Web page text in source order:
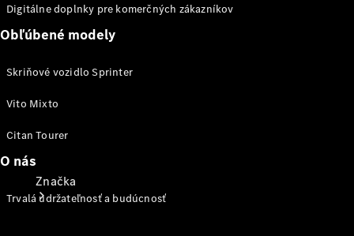
podpora
Značka
Digitálne doplnky pre komerčných zákazníkov
Obľúbené modely
Skriňové vozidlo Sprinter
Vito Mixto
Citan Tourer
O nás
Trvalá udržateľnosť a budúcnosť